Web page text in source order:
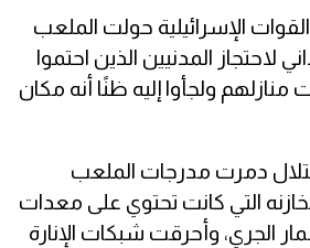
الإسرائيلية حولت الملعب
لاحتجاز المدنيين الذين احتموا
ولجأوا إليه ظنًا أنه مكان
دمرت مدرجات الملعب
التي كانت تحتوي على معدات
الجري، وأحرقت شبكات الإنارة